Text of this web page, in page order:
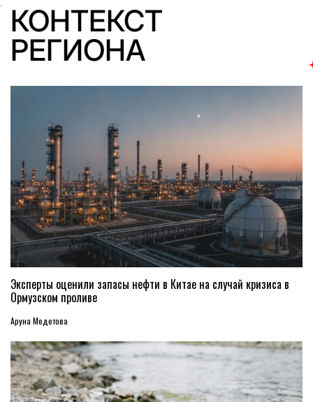
КОНТЕКСТ
РЕГИОНА
Эксперты оценили запасы нефти в Китае на случай кризиса в
Ормузском проливе
Аруна Медетова